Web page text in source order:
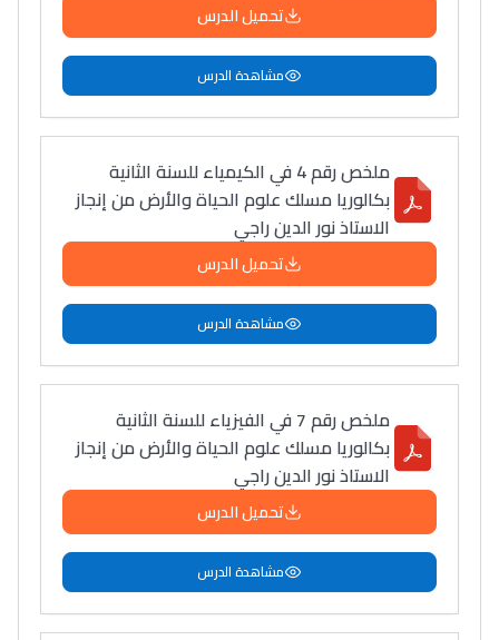
تحميل الدرس
مشاهدة الدرس
ملخص رقم 4 في الكيمياء للسنة الثانية
بكالوريا مسلك علوم الحياة والأرض من إنجاز
الاستاذ نور الدين راجي
تحميل الدرس
مشاهدة الدرس
ملخص رقم 7 في الفيزياء للسنة الثانية
بكالوريا مسلك علوم الحياة والأرض من إنجاز
الاستاذ نور الدين راجي
تحميل الدرس
مشاهدة الدرس